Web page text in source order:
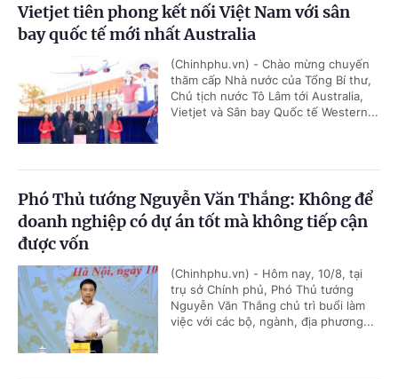
Vietjet tiên phong kết nối Việt Nam với sân
bay quốc tế mới nhất Australia
(Chinhphu.vn) - Chào mừng chuyến
thăm cấp Nhà nước của Tổng Bí thư,
Chủ tịch nước Tô Lâm tới Australia,
Vietjet và Sân bay Quốc tế Western...
Phó Thủ tướng Nguyễn Văn Thắng: Không để
doanh nghiệp có dự án tốt mà không tiếp cận
được vốn
(Chinhphu.vn) - Hôm nay, 10/8, tại
trụ sở Chính phủ, Phó Thủ tướng
Nguyễn Văn Thắng chủ trì buổi làm
việc với các bộ, ngành, địa phương...